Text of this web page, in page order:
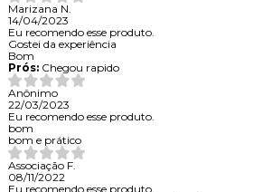
Marizana N.
14/04/2023
Eu recomendo esse produto.
Gostei da experiência
Bom
Prós: Chegou rapido
Anônimo
22/03/2023
Eu recomendo esse produto.
bom
bom e prático
Associação F.
08/11/2022
Eu recomendo esse produto.